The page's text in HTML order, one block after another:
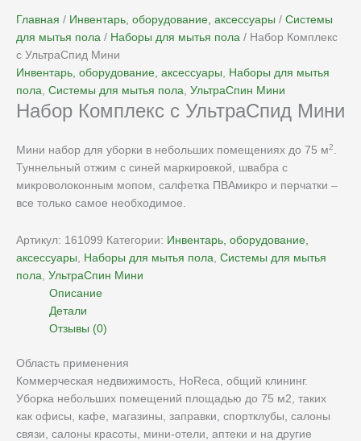
Главная / Инвентарь, оборудование, аксессуары / Системы
для мытья пола / Наборы для мытья пола / Набор Комплекс
с УльтраСпид Мини
Инвентарь, оборудование, аксессуары, Наборы для мытья
пола, Системы для мытья пола, УльтраСпин Мини
Набор Комплекс с УльтраСпид Мини
Мини набор для уборки в небольших помещениях до 75 м2.
Туннельный отжим с синей маркировкой, швабра с
микроволоконным мопом, салфетка ПВАмикро и перчатки –
все только самое необходимое.
Артикул: 161099 Категории: Инвентарь, оборудование,
аксессуары, Наборы для мытья пола, Системы для мытья
пола, УльтраСпин Мини
Описание
Детали
Отзывы (0)
Область применения
Коммерческая недвижимость, HoReca, общий клининг.
Уборка небольших помещений площадью до 75 м2, таких
как офисы, кафе, магазины, заправки, спортклубы, салоны
связи, салоны красоты, мини-отели, аптеки и на другие